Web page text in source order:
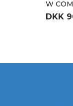
W
DKK